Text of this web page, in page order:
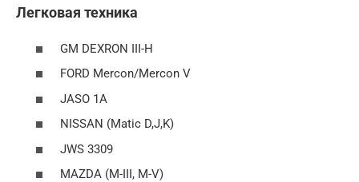
Легковая техника
GM DEXRON III-H
FORD Mercon/Mercon V
JASO 1A
NISSAN (Matic D,J,K)
JWS 3309
MAZDA (M-III, M-V)